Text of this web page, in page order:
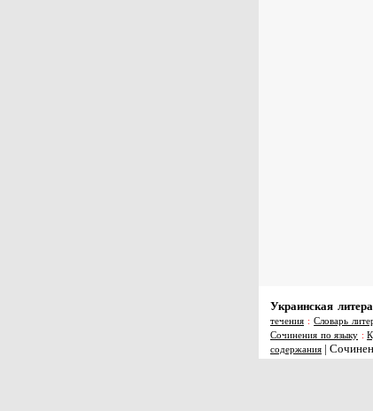
Украинская
течения :Словарь
Сочинения по языку :
содержания |